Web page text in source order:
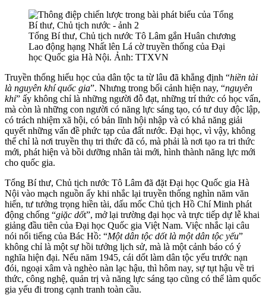
Tổng Bí thư, Chủ tịch nước Tô Lâm gắn Huân chương
Lao động hạng Nhất lên Lá cờ truyền thống của Đại
học Quốc gia Hà Nội. Ảnh: TTXVN
Truyền thống hiếu học của dân tộc ta từ lâu đã khẳng định “hiền tài
là nguyên khí quốc gia”. Nhưng trong bối cảnh hiện nay, “nguyên
khí” ấy không chỉ là những người đỗ đạt, những trí thức có học vấn,
mà còn là những con người có năng lực sáng tạo, có tư duy độc lập,
có trách nhiệm xã hội, có bản lĩnh hội nhập và có khả năng giải
quyết những vấn đề phức tạp của đất nước. Đại học, vì vậy, không
thể chỉ là nơi truyền thụ tri thức đã có, mà phải là nơi tạo ra tri thức
mới, phát hiện và bồi dưỡng nhân tài mới, hình thành năng lực mới
cho quốc gia.
Tổng Bí thư, Chủ tịch nước Tô Lâm đã đặt Đại học Quốc gia Hà
Nội vào mạch nguồn ấy khi nhắc lại truyền thống nghìn năm văn
hiến, tư tưởng trọng hiền tài, dấu mốc Chủ tịch Hồ Chí Minh phát
động chống “giặc dốt”, mở lại trường đại học và trực tiếp dự lễ khai
giảng đầu tiên của Đại học Quốc gia Việt Nam. Việc nhắc lại câu
nói nổi tiếng của Bác Hồ: “Một dân tộc dốt là một dân tộc yếu”
không chỉ là một sự hồi tưởng lịch sử, mà là một cảnh báo có ý
nghĩa hiện đại. Nếu năm 1945, cái dốt làm dân tộc yếu trước nạn
đói, ngoại xâm và nghèo nàn lạc hậu, thì hôm nay, sự tụt hậu về tri
thức, công nghệ, quản trị và năng lực sáng tạo cũng có thể làm quốc
gia yếu đi trong cạnh tranh toàn cầu.